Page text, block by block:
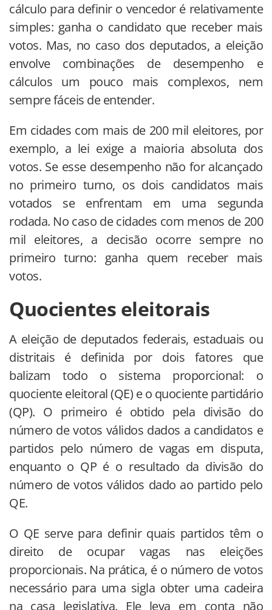
cálculo para definir o vencedor é relativamente
simples: ganha o candidato que receber mais
votos. Mas, no caso dos deputados, a eleição
envolve combinações de desempenho e
cálculos um pouco mais complexos, nem
sempre fáceis de entender.
Em cidades com mais de 200 mil eleitores, por
exemplo, a lei exige a maioria absoluta dos
votos. Se esse desempenho não for alcançado
no primeiro turno, os dois candidatos mais
votados se enfrentam em uma segunda
rodada. No caso de cidades com menos de 200
mil eleitores, a decisão ocorre sempre no
primeiro turno: ganha quem receber mais
votos.
Quocientes eleitorais
A eleição de deputados federais, estaduais ou
distritais é definida por dois fatores que
balizam todo o sistema proporcional: o
quociente eleitoral (QE) e o quociente partidário
(QP). O primeiro é obtido pela divisão do
número de votos válidos dados a candidatos e
partidos pelo número de vagas em disputa,
enquanto o QP é o resultado da divisão do
número de votos válidos dado ao partido pelo
QE.
O QE serve para definir quais partidos têm o
direito de ocupar vagas nas eleições
proporcionais. Na prática, é o número de votos
necessário para uma sigla obter uma cadeira
na casa legislativa. Ele leva em conta não